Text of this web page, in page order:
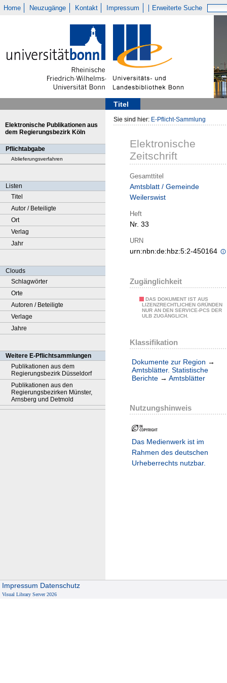
Home Neuzugänge Kontakt Impressum Erweiterte Suche
Titel
Elektronische Publikationen aus
dem Regierungsbezirk Köln
Pflichtabgabe
Ablieferungsverfahren
Listen
Titel
Autor / Beteiligte
Ort
Verlag
Jahr
Clouds
Schlagwörter
Orte
Autoren / Beteiligte
Verlage
Jahre
Weitere E-Pflichtsammlungen
Publikationen aus dem
Regierungsbezirk Düsseldorf
Publikationen aus den
Regierungsbezirken Münster,
Arnsberg und Detmold
Sie sind hier: E-Pflicht-Sammlung
Elektronische
Zeitschrift
Gesamttitel
Amtsblatt / Gemeinde
Weilerswist
Heft
Nr. 33
URN
urn:nbn:de:hbz:5:2-450164
Zugänglichkeit
DAS DOKUMENT IST AUS
LIZENZRECHTLICHEN GRÜNDEN
NUR AN DEN SERVICE-PCS DER
ULB ZUGÄNGLICH.
Klassifikation
Dokumente zur Region →
Amtsblätter. Statistische
Berichte → Amtsblätter
Nutzungshinweis
Das Medienwerk ist im
Rahmen des deutschen
Urheberrechts nutzbar.
Impressum Datenschutz
Visual Library Server 2026